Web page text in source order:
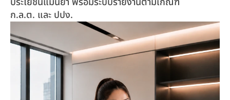
ก.ล.ต. และ ปปง.